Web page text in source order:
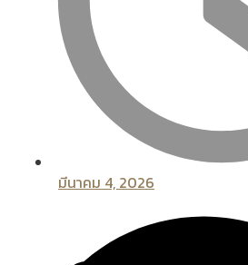
มีนาคม 4, 2026